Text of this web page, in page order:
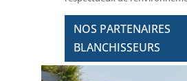
NOS PARTENAIRES
BLANCHISSEURS